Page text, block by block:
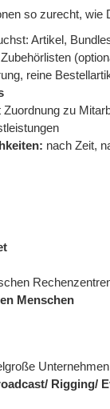
so zurecht, wie
Artikel,
reine
Zuordnung zu
nach Zeit,
Menschen
Rigging/